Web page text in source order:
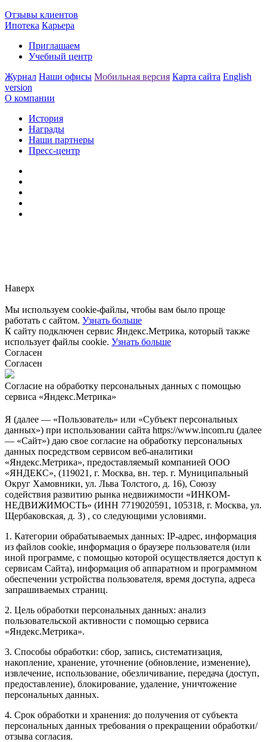
Отзывы клиентов
Ипотека Карьера
Приглашаем
Учебный центр
Журнал Наши офисы Мобильная версия Карта сайта English
version
О компании
История
Награды
Наши партнеры
Пресс-центр
Наверх
Мы используем cookie-файлы, чтобы вам было проще
работать с сайтом. Узнать больше
К сайту подключен сервис Яндекс.Метрика, который также
использует файлы cookie. Узнать больше
Согласен
Согласен
Согласие на обработку персональных данных с помощью
сервиса «Яндекс.Метрика»
Я (далее — «Пользователь» или «Субъект персональных
данных») при использовании сайта https://www.incom.ru (далее
— «Сайт») даю свое согласие на обработку персональных
данных посредством сервисом веб-аналитики
«Яндекс.Метрика», предоставляемый компанией ООО
«ЯНДЕКС», (119021, г. Москва, вн. тер. г. Муниципальный
Округ Хамовники, ул. Льва Толстого, д. 16), Союзу
содействия развитию рынка недвижимости «ИНКОМ-
НЕДВИЖИМОСТЬ» (ИНН 7719020591, 105318, г. Москва, ул.
Щербаковская, д. 3) , со следующими условиями.
1. Категории обрабатываемых данных: IP-адрес, информация
из файлов cookie, информация о браузере пользователя (или
иной программе, с помощью которой осуществляется доступ к
сервисам Сайта), информация об аппаратном и программном
обеспечении устройства пользователя, время доступа, адреса
запрашиваемых страниц.
2. Цель обработки персональных данных: анализ
пользовательской активности с помощью сервиса
«Яндекс.Метрика».
3. Способы обработки: сбор, запись, систематизация,
накопление, хранение, уточнение (обновление, изменение),
извлечение, использование, обезличивание, передача (доступ,
предоставление), блокирование, удаление, уничтожение
персональных данных.
4. Срок обработки и хранения: до получения от субъекта
персональных данных требования о прекращении обработки/
отзыва согласия.